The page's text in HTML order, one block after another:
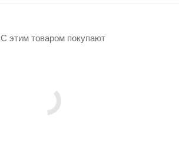
С этим товаром покупают